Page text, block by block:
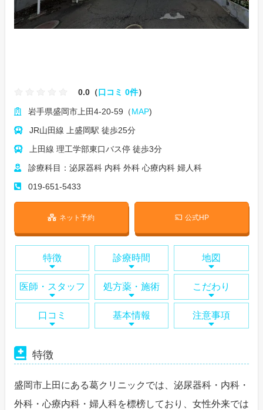
0.0（口コミ 0件）
岩手県盛岡市上田4-20-59（MAP)
JR山田線 上盛岡駅 徒歩25分
上田線 理工学部東口バス停 徒歩3分
診療科目：泌尿器科 内科 外科 心療内科 婦人科
019-651-5433
ネット予約 公式HP
特徴 診療時間 地図
医師・スタッフ 処方薬・施術 こだわり
口コミ 基本情報 注意事項
特徴
盛岡市上田にある葛クリニックでは、泌尿器科・内科・
外科・心療内科・婦人科を標榜しており、女性外来では